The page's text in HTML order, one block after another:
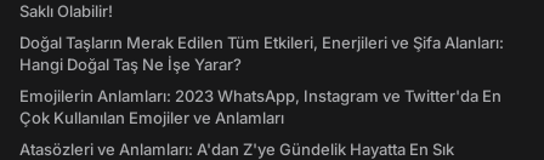
Saklı Olabilir!
Doğal Taşların Merak Edilen Tüm Etkileri, Enerjileri ve Şifa Alanları:
Hangi Doğal Taş Ne İşe Yarar?
Emojilerin Anlamları: 2023 WhatsApp, Instagram ve Twitter'da En
Çok Kullanılan Emojiler ve Anlamları
Atasözleri ve Anlamları: A'dan Z'ye Gündelik Hayatta En Sık